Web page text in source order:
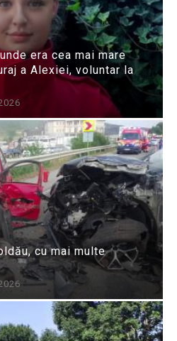
era cea mai mare
a Alexiei, voluntar la
cu mai multe